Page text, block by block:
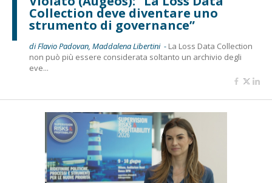
Collection deve diventare uno
strumento di governance”
di Flavio Padovan, Maddalena Libertini - La Loss Data Collection
non può più essere considerata soltanto un archivio degli
eve...